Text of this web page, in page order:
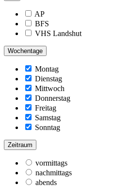
AP
BFS
VHS Landshut
Wochentage
Montag
Dienstag
Mittwoch
Donnerstag
Freitag
Samstag
Sonntag
Zeitraum
vormittags
nachmittags
abends